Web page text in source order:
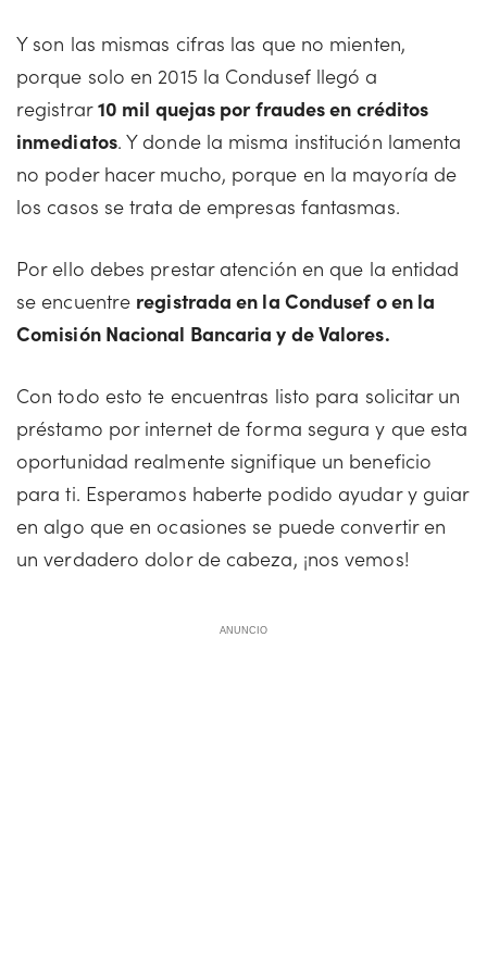
Y son las mismas cifras las que no mienten,
porque solo en 2015 la Condusef llegó a
registrar10 mil quejas por fraudes en créditos
inmediatos. Y donde la misma institución lamenta
no poder hacer mucho, porque en la mayoría de
los casos se trata de empresas fantasmas.
Por ello debes prestar atención en que la entidad
se encuentre registrada en la Condusef o en la
Comisión Nacional Bancaria y de Valores.
Con todo esto te encuentras listo para solicitar un
préstamo por internet de forma segura y que esta
oportunidad realmente signifique un beneficio
para ti. Esperamos haberte podido ayudar y guiar
en algo que en ocasiones se puede convertir en
un verdadero dolor de cabeza, ¡nos vemos!
ANUNCIO